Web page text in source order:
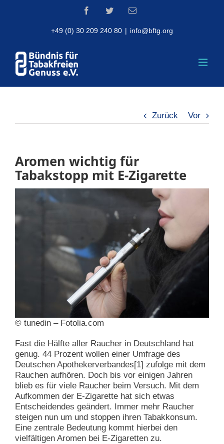
FacebookTwitterEmail
+49 (0) 30 209 240 80 | info@bftg.org
Zurück Vor
Aromen wichtig für
Tabakstopp mit E-Zigarette
© tunedin – Fotolia.com
Fast die Hälfte aller Raucher in Deutschland hat
genug. 44 Prozent wollen einer Umfrage des
Deutschen Apothekerverbandes[1] zufolge mit dem
Rauchen aufhören. Doch bis vor einigen Jahren
blieb es für viele Raucher beim Versuch. Mit dem
Aufkommen der E-Zigarette hat sich etwas
Entscheidendes geändert. Immer mehr Raucher
steigen nun um und stoppen ihren Tabakkonsum.
Eine zentrale Bedeutung kommt hierbei den
vielfältigen Aromen bei E-Zigaretten zu.